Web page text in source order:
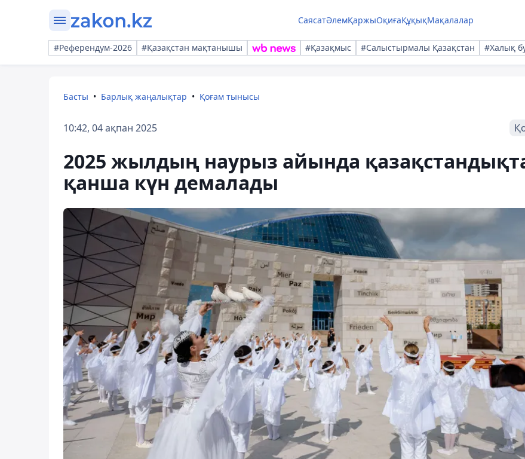
СаясатӘлемҚаржыОқиғаҚұқықМақалалар
#Референдум-2026 #Қазақстан мақтанышы #Қазақмыс #Салыстырмалы Қазақстан #Халық
Басты Барлық жаңалықтар Қоғам тынысы
10:42, 04 ақпан 2025
2025 жылдың наурыз айында
қанша күн демалады